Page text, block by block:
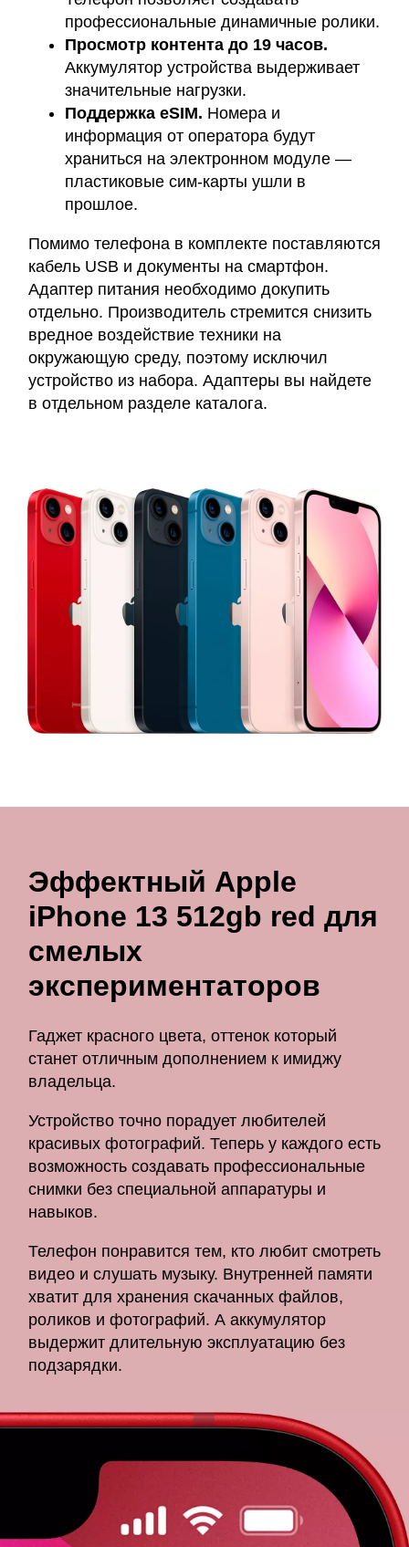
профессиональные динамичные ролики.
Просмотр контента до 19 часов.
Аккумулятор устройства выдерживает
значительные нагрузки.
Поддержка eSIM. Номера и
информация от оператора будут
храниться на электронном модуле —
пластиковые сим-карты ушли в
прошлое.
Помимо телефона в комплекте поставляются
кабель USB и документы на смартфон.
Адаптер питания необходимо докупить
отдельно. Производитель стремится снизить
вредное воздействие техники на
окружающую среду, поэтому исключил
устройство из набора. Адаптеры вы найдете
в отдельном разделе каталога.
Эффектный Apple
iPhone 13 512gb red для
смелых
экспериментаторов
Гаджет красного цвета, оттенок который
станет отличным дополнением к имиджу
владельца.
Устройство точно порадует любителей
красивых фотографий. Теперь у каждого есть
возможность создавать профессиональные
снимки без специальной аппаратуры и
навыков.
Телефон понравится тем, кто любит смотреть
видео и слушать музыку. Внутренней памяти
хватит для хранения скачанных файлов,
роликов и фотографий. А аккумулятор
выдержит длительную эксплуатацию без
подзарядки.